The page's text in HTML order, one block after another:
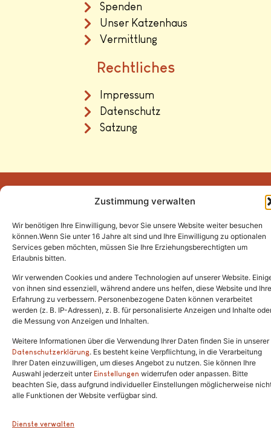
Zustimmung verwalten
Wir benötigen Ihre Einwilligung, bevor Sie unsere Website weiter besuchen
können.Wenn Sie unter 16 Jahre alt sind und Ihre Einwilligung zu optionalen
Services geben möchten, müssen Sie Ihre Erziehungsberechtigten um
Erlaubnis bitten.
Wir verwenden Cookies und andere Technologien auf unserer Website.
von ihnen sind essenziell, während andere uns helfen, diese Website und Ihre
Erfahrung zu verbessern. Personenbezogene Daten können verarbeitet
werden (z. B. IP-Adressen), z. B. für personalisierte Anzeigen und Inhalte
die Messung von Anzeigen und Inhalten.
Weitere Informationen über die Verwendung Ihrer Daten finden Sie in unserer
Datenschutzerklärung. Es besteht keine Verpflichtung, in die Verarbeitung
Ihrer Daten einzuwilligen, um dieses Angebot zu nutzen. Sie können Ihre
Auswahl jederzeit unterEinstellungen widerrufen oder anpassen. Bitte
beachten Sie, dass aufgrund individueller Einstellungen möglicherweise
alle Funktionen der Website verfügbar sind.
Dienste verwalten
Spenden
Unser Katzenhaus
Vermittlung
Rechtliches
Impressum
Datenschutz
Satzung
Copyright © 2024. Alle Rechte vorbehalten.
Tel.:(02646) 915928
info@katzenschutzfreunde.de
Im Brandenfeld 22
53426 Schalkenbach